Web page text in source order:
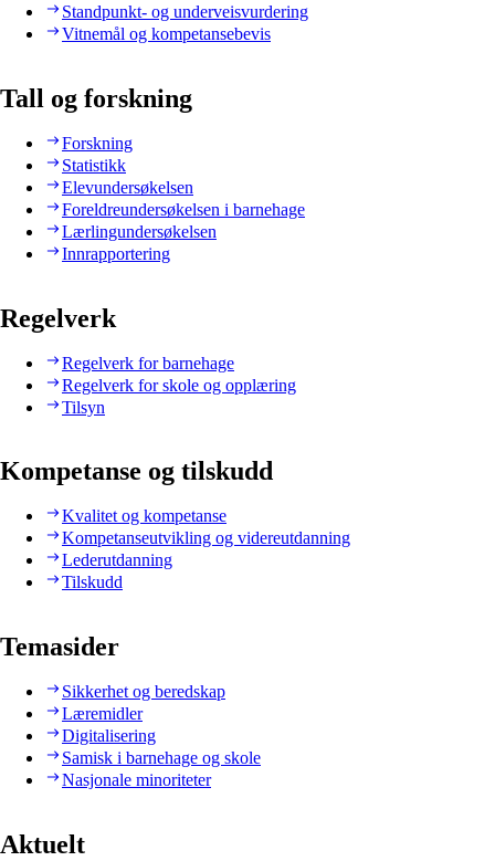
Standpunkt- og underveisvurdering
Vitnemål og kompetansebevis
Tall og forskning
Forskning
Statistikk
Elevundersøkelsen
Foreldreundersøkelsen i barnehage
Lærlingundersøkelsen
Innrapportering
Regelverk
Regelverk for barnehage
Regelverk for skole og opplæring
Tilsyn
Kompetanse og tilskudd
Kvalitet og kompetanse
Kompetanseutvikling og videreutdanning
Lederutdanning
Tilskudd
Temasider
Sikkerhet og beredskap
Læremidler
Digitalisering
Samisk i barnehage og skole
Nasjonale minoriteter
Aktuelt